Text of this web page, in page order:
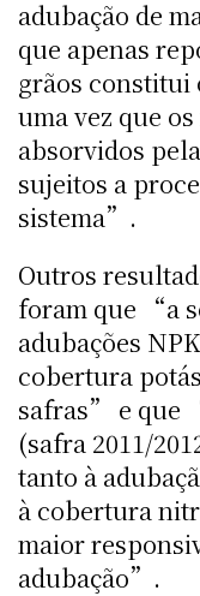
adubação de
que apenas
grãos constitui
uma vez que
absorvidos
sujeitos a
sistema”.
Outros
foram que “a
adubações
cobertura
safras” e que
(safra 2011/
tanto à
à cobertura
maior
adubação”.